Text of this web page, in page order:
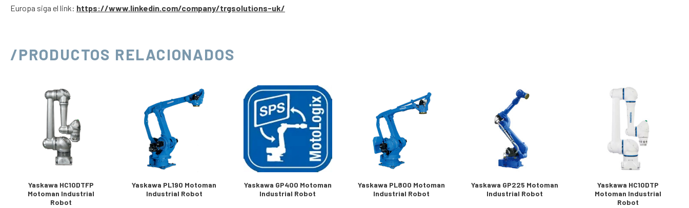
Europa siga el link: https://www.linkedin.com/company/trgsolutions-uk/
/PRODUCTOS RELACIONADOS
Yaskawa HC10DTFP
Motoman Industrial
Robot
Yaskawa PL190 Motoman
Industrial Robot
Yaskawa GP400 Motoman
Industrial Robot
Yaskawa PL800 Motoman
Industrial Robot
Yaskawa GP225 Motoman
Industrial Robot
Yaskawa HC10DTP
Motoman Industrial
Robot